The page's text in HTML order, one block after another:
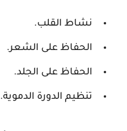
نشاط القلب.
الحفاظ على الشعر.
الحفاظ على الجلد.
تنظيم الدورة الدموية.